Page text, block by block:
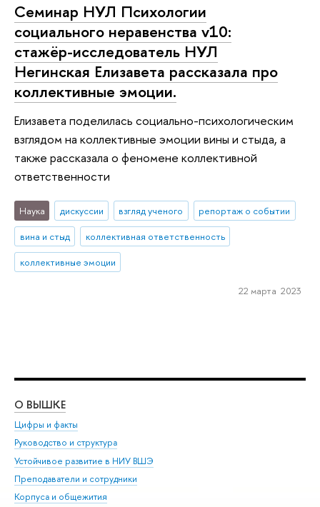
Cеминар НУЛ Психологии
социального неравенства v10:
стажёр-исследователь НУЛ
Негинская Елизавета рассказала про
коллективные эмоции.
Елизавета поделилась социально-психологическим
взглядом на коллективные эмоции вины и стыда, а
также рассказала о феномене коллективной
ответственности
Наука дискуссии взгляд ученого
репортаж о событии
вина и стыд
коллективная ответственность
коллективные эмоции
22 марта 2023
О ВЫШКЕ
Цифры и факты
Руководство и структура
Устойчивое развитие в НИУ ВШЭ
Преподаватели и сотрудники
Корпуса и общежития